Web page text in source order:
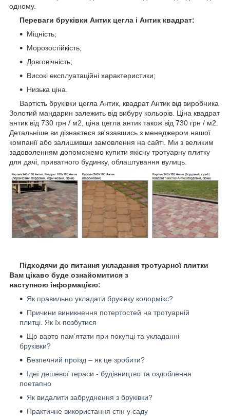
одному.
Переваги бруківки Антик цегла і Антик квадрат:
Міцність;
Морозостійкість;
Довговічність;
Високі експлуатаційні характеристики;
Низька ціна.
Вартість бруківки цегла Антик, квадрат Антик від виробника
Золотий мандарин залежить від вибуру кольорів. Ціна квадрат
антик від 730 грн / м2, ціна цегла антик також від 730 грн / м2.
Детальніше ви дізнаєтеся зв'язавшись з менеджером нашої
компанії або залишивши замовлення на сайті. Ми з великим
задоволенням допоможемо купити якісну тротуарну плитку
для дачі, приватного будинку, облаштування вулиць.
Підходячи до питання укладання тротуарної плитки
Вам цікаво буде ознайомитися з
наступною інформацією:
Як правильно укладати бруківку колормікс?
Причини виникнення потертостей на тротуарній
плитці. Як їх позбутися
Що варто пам’ятати при покупці та укладанні
бруківки?
Безпечний проїзд – як це зробити?
Ідеї дешевої тераси - будівництво та оздоблення
поетапно
Як видалити забруднення з бруківки?
Практичне використання стін у саду